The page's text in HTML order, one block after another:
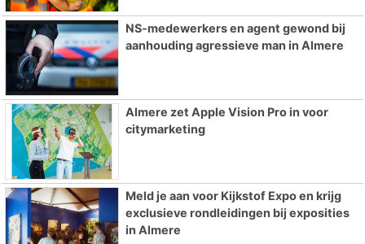
NS-medewerkers en agent gewond bij
aanhouding agressieve man in Almere
Almere zet Apple Vision Pro in voor
citymarketing
Meld je aan voor Kijkstof Expo en krijg
exclusieve rondleidingen bij exposities
in Almere